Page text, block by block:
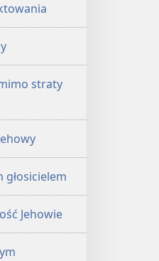
straty
głosicielem
Jehowie